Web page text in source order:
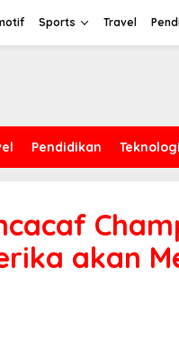
Sports Travel
Pendidikan Teknologi
akan